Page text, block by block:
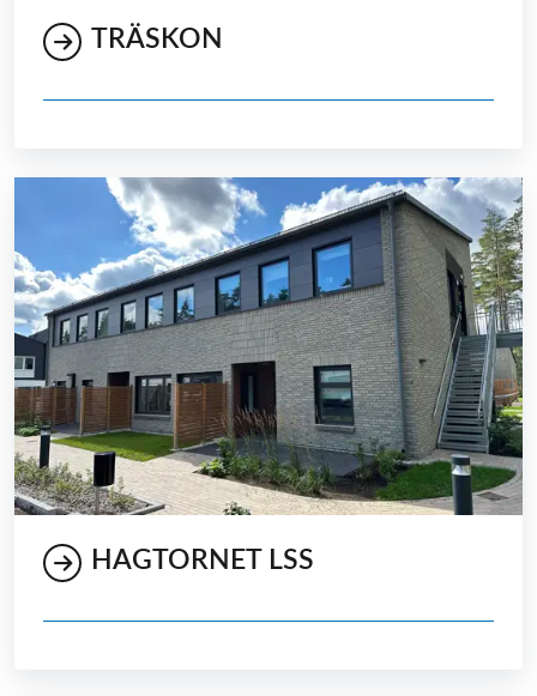
TRÄSKON
HAGTORNET LSS